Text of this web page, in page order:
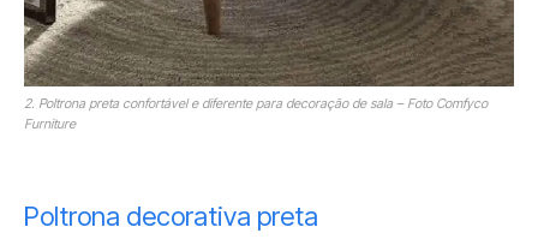
2. Poltrona preta confortável e diferente para decoração de sala – Foto Comfyco
Furniture
Poltrona decorativa preta